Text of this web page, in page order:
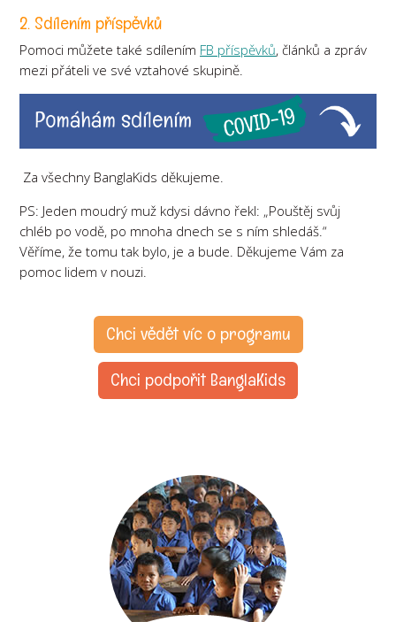
2. Sdílením příspěvků
Pomoci můžete také sdílením FB příspěvků, článků a zpráv
mezi přáteli ve své vztahové skupině.
Za všechny BanglaKids děkujeme.
PS: Jeden moudrý muž kdysi dávno řekl: „Pouštěj svůj
chléb po vodě, po mnoha dnech se s ním shledáš.“
Věříme, že tomu tak bylo, je a bude. Děkujeme Vám za
pomoc lidem v nouzi.
Chci vědět víc o programu
Chci podpořit BanglaKids